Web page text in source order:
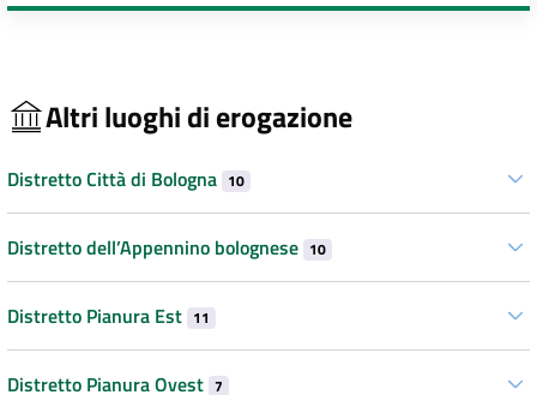
Altri luoghi di erogazione
Distretto Città di Bologna 10
Distretto dell’Appennino bolognese 10
Distretto Pianura Est 11
Distretto Pianura Ovest 7